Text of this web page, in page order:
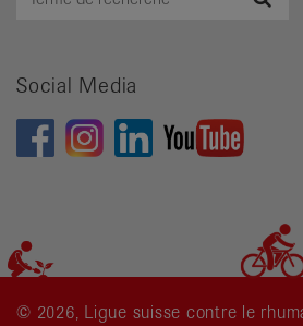
Social Media
© 2026, Ligue suisse contre le